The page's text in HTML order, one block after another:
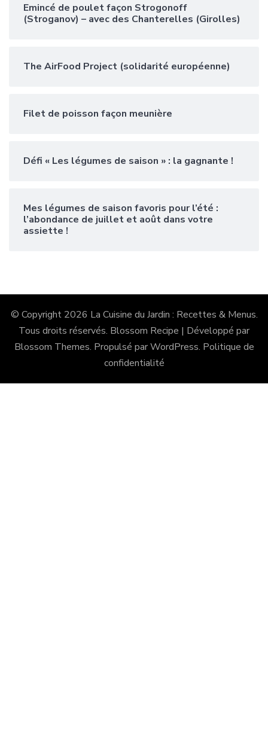
Emincé de poulet façon Strogonoff
(Stroganov) – avec des Chanterelles (Girolles)
The AirFood Project (solidarité européenne)
Filet de poisson façon meunière
Défi « Les légumes de saison » : la gagnante !
Mes légumes de saison favoris pour l’été :
l’abondance de juillet et août dans votre
assiette !
© Copyright 2026 La Cuisine du Jardin : Recettes & Menus.
Tous droits réservés. Blossom Recipe | Développé par
Blossom Themes. Propulsé parWordPress. Politique de
confidentialité